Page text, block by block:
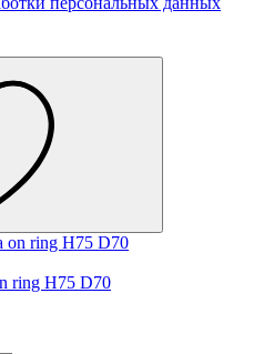
ring H75 D70